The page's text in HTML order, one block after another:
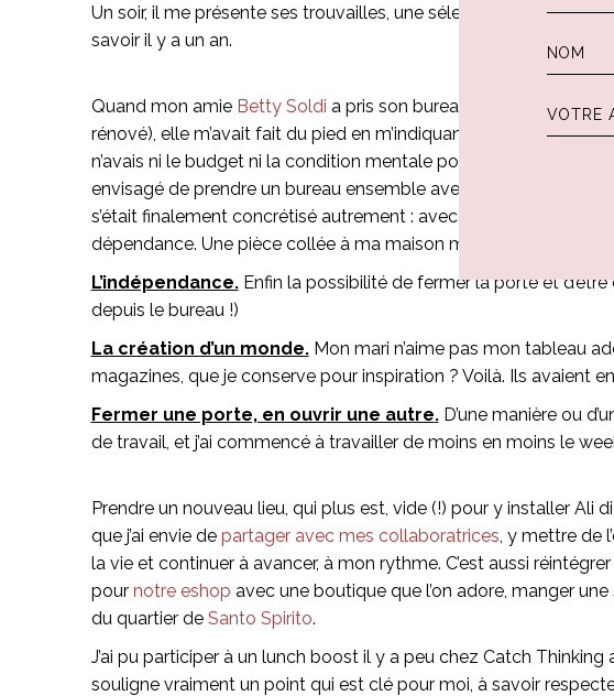
Un soir, il me présente ses trouvailles, une sélection de 3-4
savoir il y a un an.
Quand mon amie Betty Soldi a pris son bureau d’artiste dans un
rénové), elle m’avait fait du pied en m’indiquant qu’il y avait un
n’avais ni le budget ni la condition mentale pour imaginer un tel
envisagé de prendre un bureau ensemble avec d’autres
s’était finalement concrétisé autrement : avec Guillaume nous
dépendance. Une pièce collée à ma maison mais avec une porte
L’indépendance.Enfin la possibilité de fermer la porte et
depuis le bureau !)
La création d’un monde.Mon mari n’aime pas mon tableau
magazines, que je conserve pour inspiration ? Voilà. Ils avaient
Fermer une porte, en ouvrir une autre.D’une manière ou
de travail, et j’ai commencé à travailler de moins en moins le
Prendre un nouveau lieu, qui plus est, vide (!) pour y installer Ali
que j’ai envie de partager avec mes collaboratrices, y mettre de
la vie et continuer à avancer, à mon rythme. C’est aussi réintégrer
pour notre eshop avec une boutique que l’on adore, manger
du quartier de Santo Spirito.
J’ai pu participer à un lunch boost il y a peu chez Catch
souligne vraiment un point qui est clé pour moi, à savoir